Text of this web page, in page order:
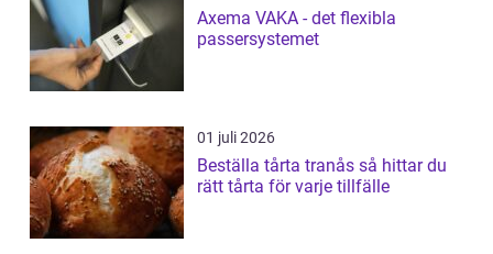
Axema VAKA - det flexibla
passersystemet
01 juli 2026
Beställa tårta tranås så hittar du
rätt tårta för varje tillfälle